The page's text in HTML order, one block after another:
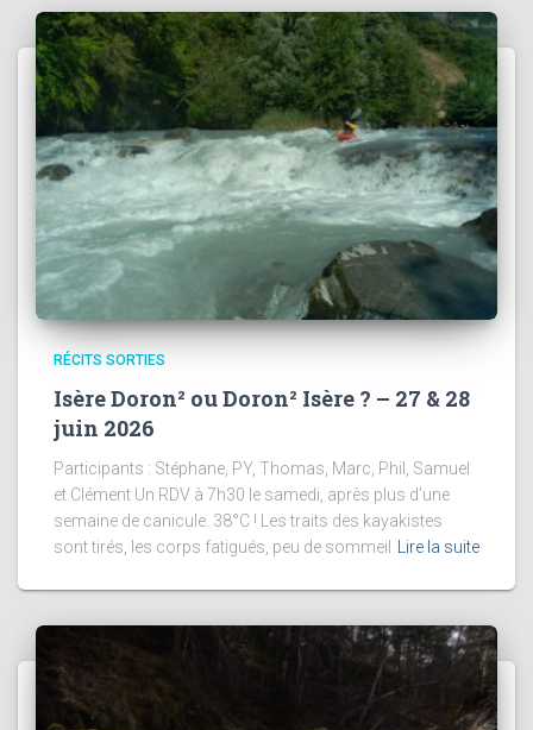
RÉCITS SORTIES
Isère Doron² ou Doron² Isère ? – 27 & 28
juin 2026
Participants : Stéphane, PY, Thomas, Marc, Phil, Samuel
et Clément Un RDV à 7h30 le samedi, après plus d’une
semaine de canicule. 38°C ! Les traits des kayakistes
sont tirés, les corps fatigués, peu de sommeil
Lire la suite